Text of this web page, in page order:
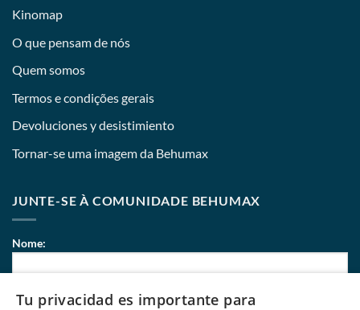
Kinomap
O que pensam de nós
Quem somos
Termos e condições gerais
Devoluciones y desistimiento
Tornar-se uma imagem da Behumax
JUNTE-SE À COMUNIDADE BEHUMAX
Nome:
Tu privacidad es importante para